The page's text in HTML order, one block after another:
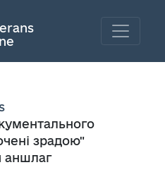
зрадою"
аншлаг